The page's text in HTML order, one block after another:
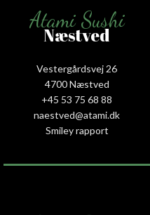
Atami Sushi
Næstved
Vestergårdsvej 26
4700 Næstved
+45 53 75 68 88
naestved@atami.dk
Smiley rapport